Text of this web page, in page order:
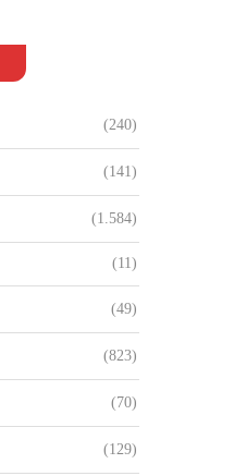
(240)
(141)
(1.584)
(11)
(49)
(823)
(70)
(129)